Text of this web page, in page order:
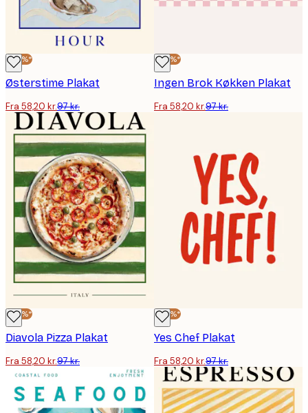
-40%*
Østerstime Plakat
Fra 58,20 kr.97 kr.
-40%*
Ingen Brok Køkken Plakat
Fra 58,20 kr.97 kr.
-40%*
Diavola Pizza Plakat
Fra 58,20 kr.97 kr.
-40%*
Yes Chef Plakat
Fra 58,20 kr.97 kr.